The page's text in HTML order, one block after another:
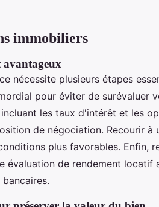
immobiliers
avantageux
nécessite plusieurs étapes
pour éviter de surévaluer
les taux d'intérêt et les
de négociation. Recourir à
plus favorables. Enfin,
évaluation de rendement locatif